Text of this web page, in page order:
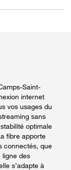
Saint-
internet
vos usages du
sans
optimale
fibre apporte
connectés, que
ligne des
s’adapte à